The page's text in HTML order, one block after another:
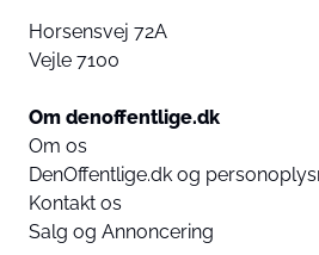
Horsensvej 72A
Vejle 7100
Om denoffentlige.dk
Om os
DenOffentlige.dk og
Kontakt os
Salg og Annoncering